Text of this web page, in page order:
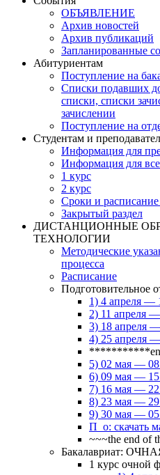
ОБЪЯВЛЕНИЕ
Архив новостей
Архив публикаций
Запланированные
Абитуриентам
Поступление на
Списки подавших
списки, списки
зачислении
Поступление на
Студентам и
Информация для
Информация для
1 курс
2 курс
Сроки и расписание
Закрытый раздел
ДИСТАНЦИОННЫЕ
ТЕХНОЛОГИИ
Методические
процесса
Расписание
Подготовительное
1) 4 апреля —
2) 11 апреля
3) 18 апреля
4) 25 апреля
5) 02 мая —
6) 09 мая —
7) 16 мая —
8) 23 мая —
9) 30 мая —
П_о: скачать
~~~the end of
Бакалавриат:
1 курс очной